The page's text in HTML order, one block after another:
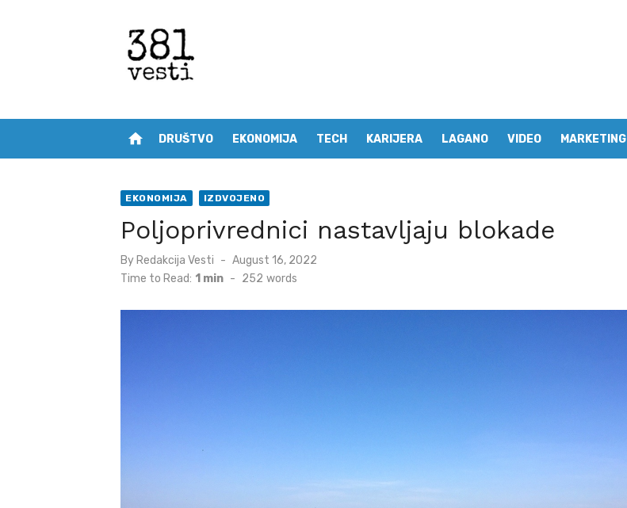
home DRUŠTVO EKONOMIJA TECH KARIJERA LAGANO VIDEO MARKETING
EKONOMIJA IZDVOJENO
Poljoprivrednici nastavljaju blokade
By Redakcija Vesti
Posted
on
August 16, 2022
Time to Read: 1 min - 252 words